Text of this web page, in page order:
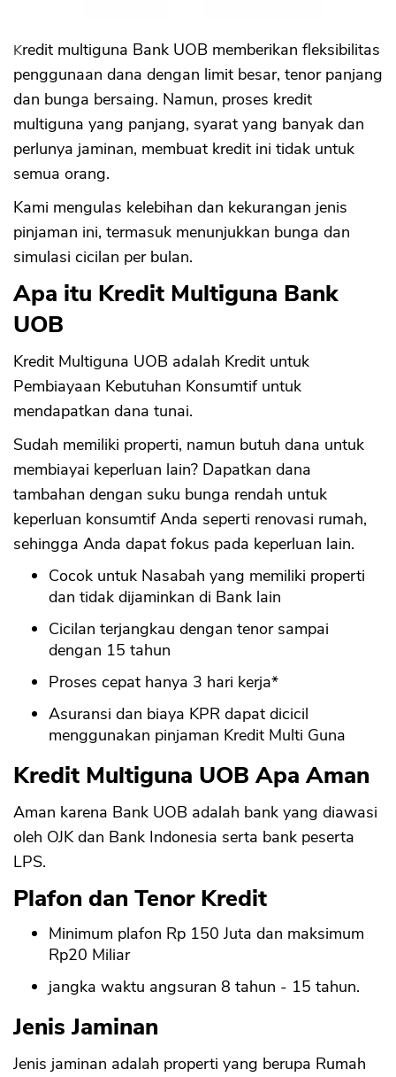
Butuh Jaminan Tanah dan Rumah
Resiko Jaminan Disita Bank
Proses Pinjaman Lama
Banyak Biaya Admin Harus Dibayar
Nilai Kredit Tergantung Nilai Jaminan
Pelunasan Dipercepat Kena Denda
Minimum Penghasilan Rp 10 Juta
Dilaporkan di SLIK OJK
Kredit multiguna Bank UOB memberikan fleksibilitas
penggunaan dana dengan limit besar, tenor panjang
dan bunga bersaing. Namun, proses kredit
multiguna yang panjang, syarat yang banyak dan
perlunya jaminan, membuat kredit ini tidak untuk
semua orang.
Kami mengulas kelebihan dan kekurangan jenis
pinjaman ini, termasuk menunjukkan bunga dan
simulasi cicilan per bulan.
Apa itu Kredit Multiguna Bank
UOB
Kredit Multiguna UOB adalah Kredit untuk
Pembiayaan Kebutuhan Konsumtif untuk
mendapatkan dana tunai.
Sudah memiliki properti, namun butuh dana untuk
membiayai keperluan lain? Dapatkan dana
tambahan dengan suku bunga rendah untuk
keperluan konsumtif Anda seperti renovasi rumah,
sehingga Anda dapat fokus pada keperluan lain.
Cocok untuk Nasabah yang memiliki properti
dan tidak dijaminkan di Bank lain
Cicilan terjangkau dengan tenor sampai
dengan 15 tahun
Proses cepat hanya 3 hari kerja*
Asuransi dan biaya KPR dapat dicicil
menggunakan pinjaman Kredit Multi Guna
Kredit Multiguna UOB Apa Aman
Aman karena Bank UOB adalah bank yang diawasi
oleh OJK dan Bank Indonesia serta bank peserta
LPS.
Plafon dan Tenor Kredit
Minimum plafon Rp 150 Juta dan maksimum
Rp20 Miliar
jangka waktu angsuran 8 tahun - 15 tahun.
Jenis Jaminan
Jenis jaminan adalah properti yang berupa Rumah